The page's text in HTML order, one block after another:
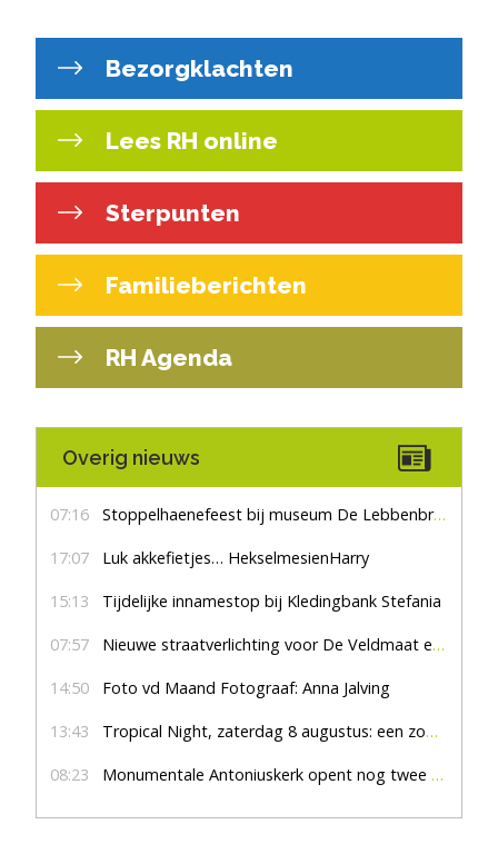
Bezorgklachten
Lees RH online
Sterpunten
Familieberichten
RH Agenda
Overig nieuws
07:16 Stoppelhaenefeest bij museum De Lebbenbrugge
17:07 Luk akkefietjes… HekselmesienHarry
15:13 Tijdelijke innamestop bij Kledingbank Stefania
07:57 Nieuwe straatverlichting voor De Veldmaat en De Pas
14:50 Foto vd Maand Fotograaf: Anna Jalving
13:43 Tropical Night, zaterdag 8 augustus: een zomers feest om niet te missen
08:23 Monumentale Antoniuskerk opent nog twee zondagmiddagen haar deuren